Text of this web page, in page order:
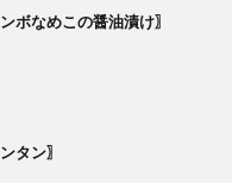
ボなめこの醤油漬け〗
タン〗